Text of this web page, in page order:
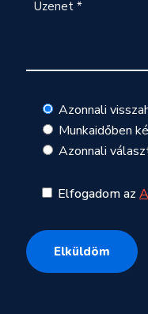
Azonnali
Munkaidőben
Azonnali
Elfogadom az